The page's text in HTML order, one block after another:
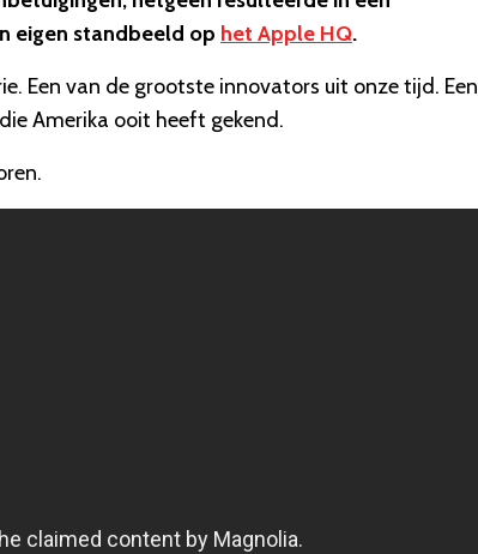
eigen standbeeld op het Apple HQ.
Een van de grootste innovators uit onze tijd. Een
Amerika ooit heeft gekend.